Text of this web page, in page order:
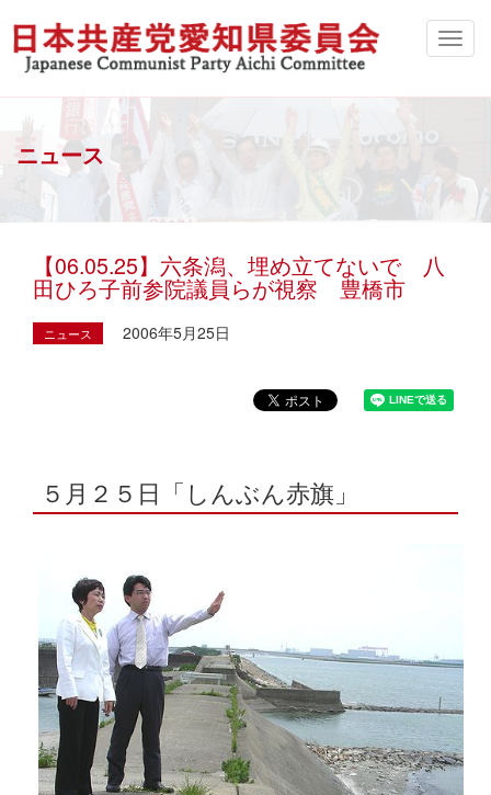
ニュース
【06.05.25】六条潟、埋め立てないで 八
田ひろ子前参院議員らが視察 豊橋市
ニュース 2006年5月25日
５月２５日「しんぶん赤旗」